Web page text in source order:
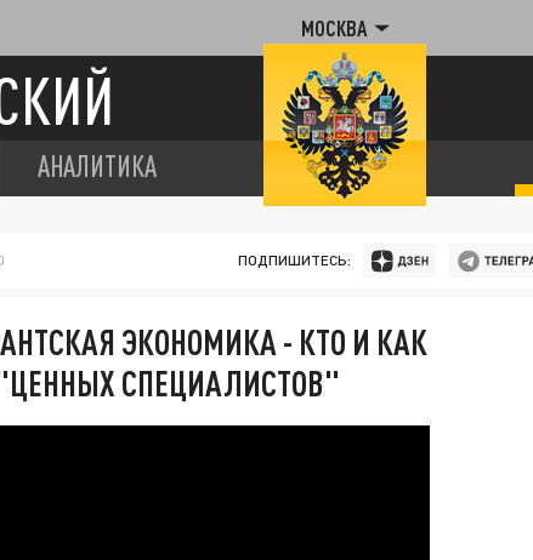
МОСКВА
АНАЛИТИКА
ПОДПИШИТЕСЬ:
ЭКОНОМИКА - КТО И КАК
СПЕЦИАЛИСТОВ"